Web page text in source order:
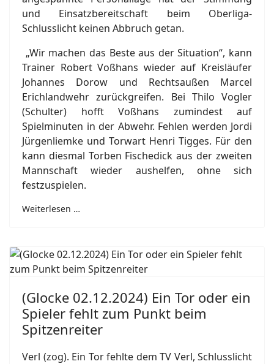
und Einsatzbereitschaft beim Oberliga-
Schlusslicht keinen Abbruch getan.
„Wir machen das Beste aus der Situation“, kann
Trainer Robert Voßhans wieder auf Kreisläufer
Johannes Dorow und Rechtsaußen Marcel
Erichlandwehr zurückgreifen. Bei Thilo Vogler
(Schulter) hofft Voßhans zumindest auf
Spielminuten in der Abwehr. Fehlen werden Jordi
Jürgenliemke und Torwart Henri Tigges. Für den
kann diesmal Torben Fischedick aus der zweiten
Mannschaft wieder aushelfen, ohne sich
festzuspielen.
Weiterlesen …
(Glocke 02.12.2024) Ein Tor oder ein
Spieler fehlt zum Punkt beim
Spitzenreiter
Verl (zog). Ein Tor fehlte dem TV Verl, Schlusslicht